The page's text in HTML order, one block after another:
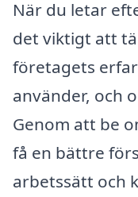
När du letar
det viktigt att
företagets
använder, och
Genom att be
få en bättre
arbetssätt och